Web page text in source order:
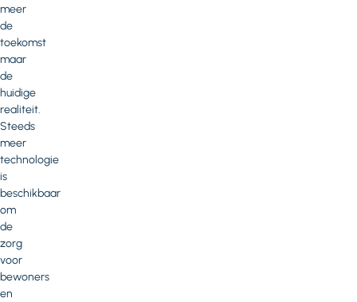
meer
de
toekomst
maar
de
huidige
realiteit.
Steeds
meer
technologie
is
beschikbaar
om
de
zorg
voor
bewoners
en